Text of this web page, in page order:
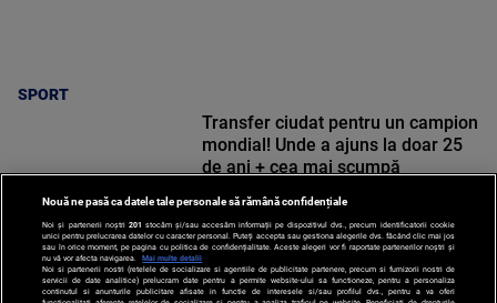
SPORT
SPORT
Transfer ciudat pentru un campion
mondial! Unde a ajuns la doar 25
de ani + cea mai scumpă
Nouă ne pasă ca datele tale personale să rămână confidențiale
Noi și partenerii noștri 201 stocăm și/sau accesăm informații pe dispozitivul dvs., precum identificatorii cookie
unici pentru prelucrarea datelor cu caracter personal. Puteți accepta sau gestiona alegerile dvs. făcând clic mai jos
sau în orice moment, pe pagina cu politica de confidențialitate. Aceste alegeri vor fi raportate partenerilor noștri și
nu vă vor afecta navigarea.
Mai multe detalii
Noi si partenerii nostri (retelele de socializare si agentiile de publicitate partenere, precum si furnizorii nostri de
servicii de date analitice) prelucram date pentru a permite website-ului sa functioneze, pentru a personaliza
continutul si anunturile publicitare afisate in functie de interesele si/sau profilul dvs., pentru a va oferi